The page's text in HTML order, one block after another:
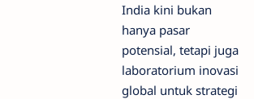
India kini bukan
hanya pasar
potensial, tetapi juga
laboratorium inovasi
global untuk strategi